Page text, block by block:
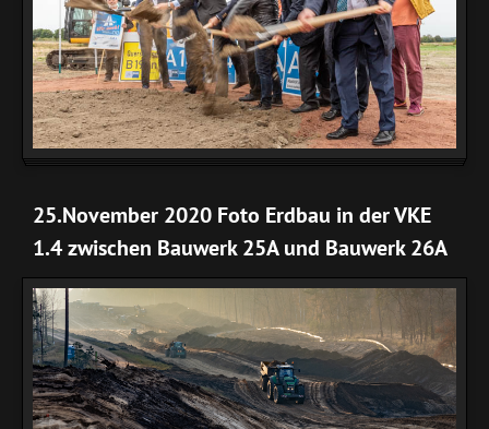
25.November 2020 Foto Erdbau in der VKE
1.4 zwischen Bauwerk 25A und Bauwerk 26A